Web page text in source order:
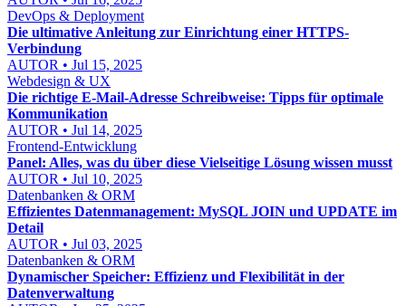
DevOps & Deployment
Die ultimative Anleitung zur Einrichtung einer HTTPS-
Verbindung
AUTOR • Jul 15, 2025
Webdesign & UX
Die richtige E-Mail-Adresse Schreibweise: Tipps für optimale
Kommunikation
AUTOR • Jul 14, 2025
Frontend-Entwicklung
Panel: Alles, was du über diese Vielseitige Lösung wissen musst
AUTOR • Jul 10, 2025
Datenbanken & ORM
Effizientes Datenmanagement: MySQL JOIN und UPDATE im
Detail
AUTOR • Jul 03, 2025
Datenbanken & ORM
Dynamischer Speicher: Effizienz und Flexibilität in der
Datenverwaltung